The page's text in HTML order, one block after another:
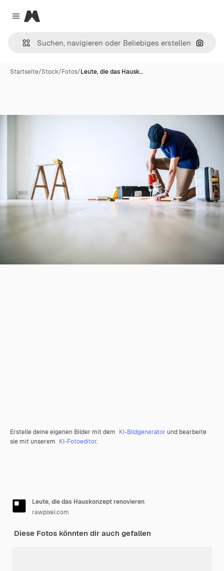
Close menu
Magnific
Nach
Startseite/Stock/Fotos/Leute, die das Hausk…
Erstelle deine eigenen Bilder mit dem KI-Bildgenerator und bearbeite
sie mit unserem KI-Fotoeditor.
Leute, die das Hauskonzept renovieren
rawpixel.com
Diese Fotos könnten dir auch gefallen